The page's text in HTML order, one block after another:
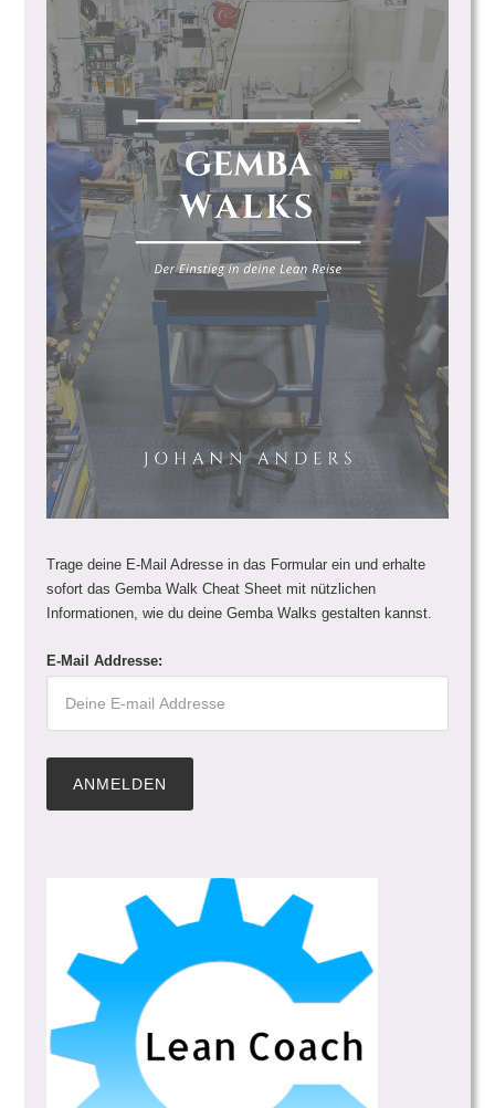
Trage deine E-Mail Adresse in das Formular ein und erhalte
sofort das Gemba Walk Cheat Sheet mit nützlichen
Informationen, wie du deine Gemba Walks gestalten kannst.
E-Mail Addresse: